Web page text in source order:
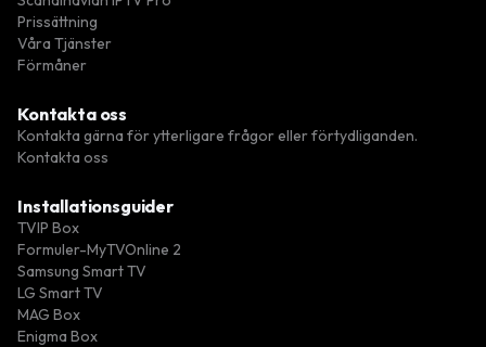
Prissättning
Våra Tjänster
Förmåner
Kontakta oss
Kontakta gärna för ytterligare frågor eller förtydliganden.
Kontakta oss
Installationsguider
TVIP Box
Formuler-MyTVOnline 2
Samsung Smart TV
LG Smart TV
MAG Box
Enigma Box